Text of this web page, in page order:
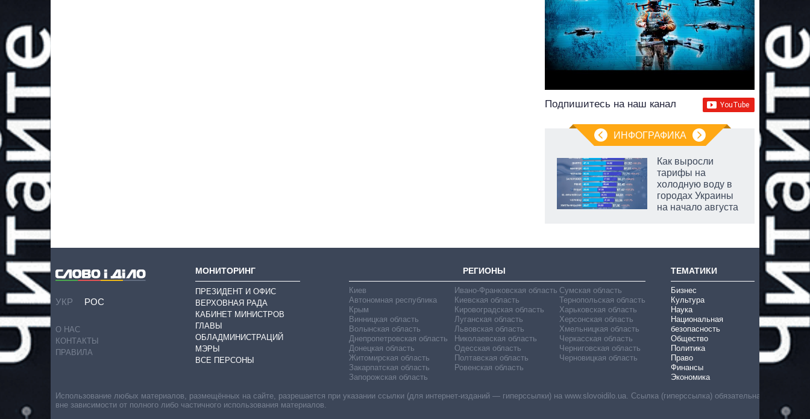
Подпишитесь на наш канал
ИНФОГРАФИКА
Как выросли
тарифы на
холодную воду в
городах Украины
на начало августа
УКР РОС
О НАС
КОНТАКТЫ
ПРАВИЛА
МОНИТОРИНГ
ПРЕЗИДЕНТ И ОФИС
ВЕРХОВНАЯ РАДА
КАБИНЕТ МИНИСТРОВ
ГЛАВЫ
ОБЛАДМИНИСТРАЦИЙ
МЭРЫ
ВСЕ ПЕРСОНЫ
РЕГИОНЫ
Киев
Автономная республика
Крым
Винницкая область
Волынская область
Днепропетровская область
Донецкая область
Житомирская область
Закарпатская область
Запорожская область
Ивано-Франковская область
Киевская область
Кировоградская область
Луганская область
Львовская область
Николаевская область
Одесская область
Полтавская область
Ровенская область
Сумская область
Тернопольская область
Харьковская область
Херсонская область
Хмельницкая область
Черкасская область
Черниговская область
Черновицкая область
ТЕМАТИКИ
Бизнес
Культура
Наука
Национальная
безопасность
Общество
Политика
Право
Финансы
Экономика
Использование любых материалов, размещённых на сайте, разрешается при указании ссылки (для интернет-изданий — гиперссылки) на www.slovoidilo.ua. Ссылка (гиперссылка) обязательна
вне зависимости от полного либо частичного использования материалов.